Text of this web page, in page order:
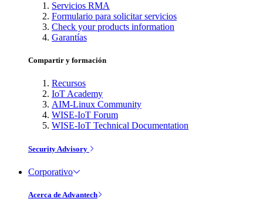
Servicios RMA
Formulario para solicitar servicios
Check your products information
Garantías
Compartir y formación
Recursos
IoT Academy
AIM-Linux Community
WISE-IoT Forum
WISE-IoT Technical Documentation
Security Advisory
Corporativo
Acerca de Advantech